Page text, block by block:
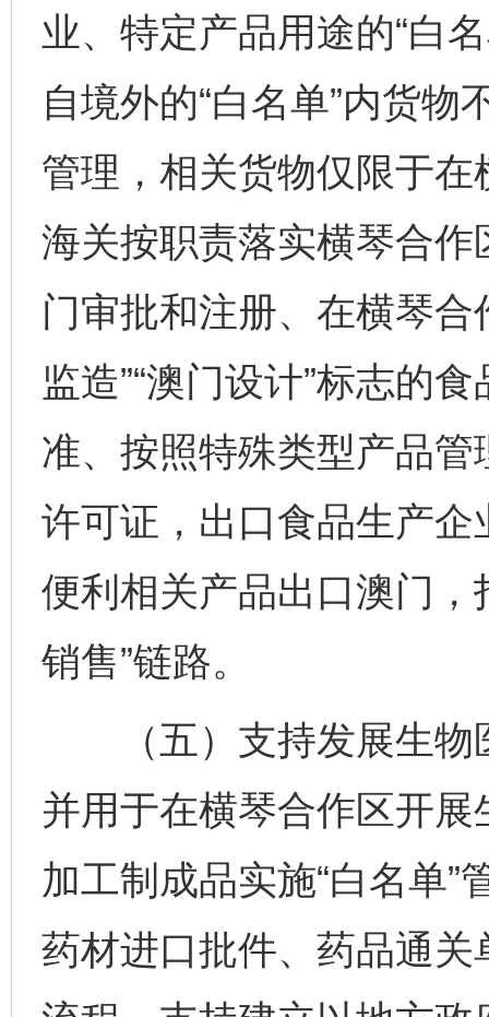
业、特定产品用途的“白
自境外的“白名单”内货
管理，相关货物仅限于
海关按职责落实横琴合
门审批和注册、在横琴合
监造”“澳门设计”标志的
准、按照特殊类型产品
许可证，出口食品生产
便利相关产品出口澳门，
销售”链路。
（五）支持发展生物
并用于在横琴合作区开
加工制成品实施“白名单
药材进口批件、药品通